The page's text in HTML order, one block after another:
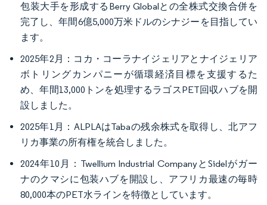
包装大手を形成するBerry Globalとの全株式交換合併を
完了し、年間6億5,000万米ドルのシナジーを目指してい
ます。
2025年2月：コカ・コーラナイジェリアとナイジェリア
ボトリングカンパニーが循環経済目標を支援するた
め、年間13,000トンを処理するラゴスPET回収ハブを開
設しました。
2025年1月：ALPLAはTabaの残余株式を取得し、北アフ
リカ事業の所有権を統合しました。
2024年10月：Twellium Industrial CompanyとSidelがガー
ナのクマシに包装ハブを開設し、アフリカ最速の毎時
80,000本のPET水ラインを特徴としています。